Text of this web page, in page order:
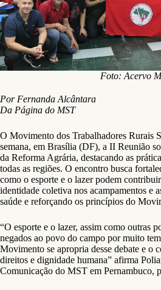
Foto: Acervo
Por Fernanda Alcântara
Da Página do MST
O Movimento dos Trabalhadores Rurais
semana, em Brasília (DF), a II Reunião
da Reforma Agrária, destacando as
todas as regiões. O encontro busca
como o esporte e o lazer podem
identidade coletiva nos acampamentos e
saúde e reforçando os princípios do
“O esporte e o lazer, assim como outras
negados ao povo do campo por muito
Movimento se apropria desse debate e o
direitos e dignidade humana” afirma
Comunicação do MST em Pernambuco,